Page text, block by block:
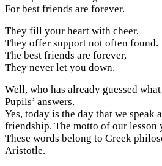
For best friends are forever.
They fill your heart with cheer,
They offer support not often found.
The best friends are forever,
They never let you down.
Well, who has already guessed
Pupils’ answers.
Yes, today is the day that we speak
friendship. The motto of our lesson
These words belong to Greek
Aristotle.